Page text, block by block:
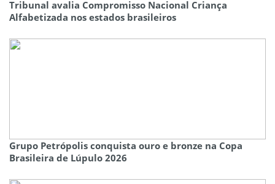
Tribunal avalia Compromisso Nacional Criança
Alfabetizada nos estados brasileiros
Grupo Petrópolis conquista ouro e bronze na Copa
Brasileira de Lúpulo 2026